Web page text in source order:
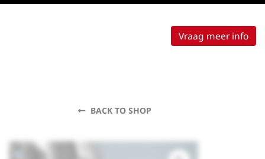
Vraag meer info
BACK TO SHOP